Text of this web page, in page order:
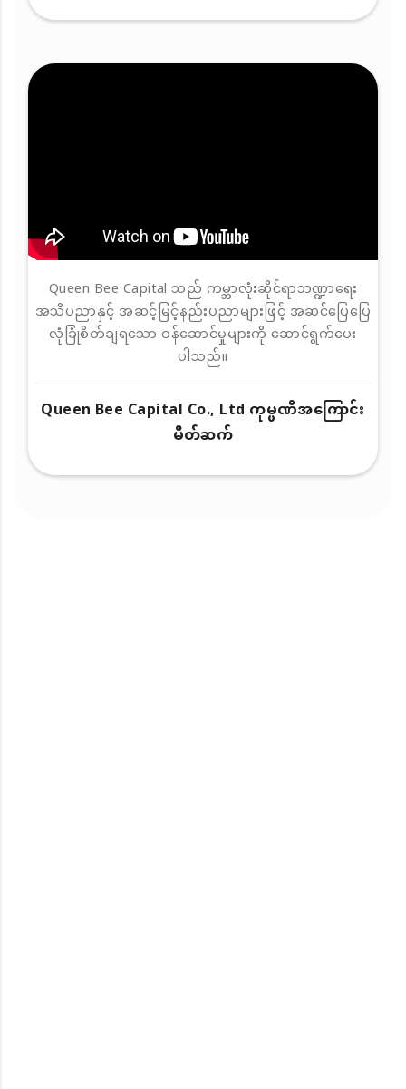
Queen Bee Capital သည် ကမ္ဘာလုံးဆိုင်ရာဘဏ္ဍာရေး
အသိပညာနှင့် အဆင့်မြင့်နည်းပညာများဖြင့် အဆင်ပြေပြေ
လုံခြုံစိတ်ချရသော ဝန်ဆောင်မှုများကို ဆောင်ရွက်ပေး
ပါသည်။
Queen Bee Capital Co., Ltd ကုမ္ပဏီအကြောင်း
မိတ်ဆက်